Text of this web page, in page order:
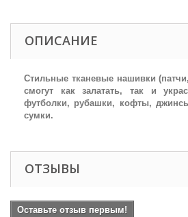
ОПИСАНИЕ
Стильные тканевые нашивки
смогут как залатать, так и
футболки, рубашки, кофты,
сумки.
ОТЗЫВЫ
Оставьте отзыв первым!